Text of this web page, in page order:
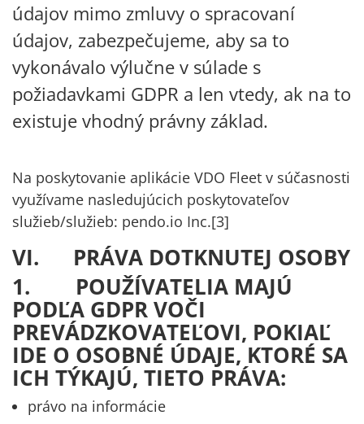
údajov mimo zmluvy o spracovaní
údajov, zabezpečujeme, aby sa to
vykonávalo výlučne v súlade s
požiadavkami GDPR a len vtedy, ak na to
existuje vhodný právny základ.
Na poskytovanie aplikácie VDO Fleet v súčasnosti
využívame nasledujúcich poskytovateľov
služieb/služieb: pendo.io Inc.[3]
VI. PRÁVA DOTKNUTEJ OSOBY
1. POUŽÍVATELIA MAJÚ
PODĽA GDPR VOČI
PREVÁDZKOVATEĽOVI, POKIAĽ
IDE O OSOBNÉ ÚDAJE, KTORÉ SA
ICH TÝKAJÚ, TIETO PRÁVA:
právo na informácie